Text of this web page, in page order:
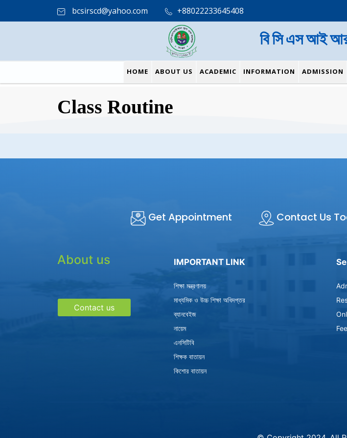
bcsirscd@yahoo.com +88022233645408
বি সি এস আই
HOME ABOUT US ACADEMIC INFORMATION ADMISSION
Class Routine
Get Appointment Contact Us
About us
Contact us
IMPORTANT LINK
শিক্ষা মন্ত্রণালয়
মাধ্যমিক ও উচ্চ শিক্ষা অধিদপ্তর
ব্যানবেইজ
নায়েম
এনসিটিবি
শিক্ষক বাতায়ন
কিশোর বাতায়ন